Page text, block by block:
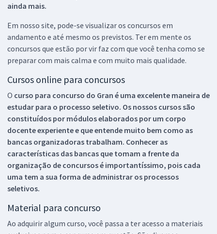
ainda mais.
Em nosso site, pode-se visualizar os concursos em
andamento e até mesmo os previstos. Ter em mente os
concursos que estão por vir faz com que você tenha como se
preparar com mais calma e com muito mais qualidade.
Cursos online para concursos
O curso para concurso do Gran é uma excelente maneira de
estudar para o processo seletivo. Os nossos cursos são
constituídos por módulos elaborados por um corpo
docente experiente e que entende muito bem como as
bancas organizadoras trabalham. Conhecer as
características das bancas que tomam a frente da
organização de concursos é importantíssimo, pois cada
uma tem a sua forma de administrar os processos
seletivos.
Material para concurso
Ao adquirir algum curso, você passa a ter acesso a materiais